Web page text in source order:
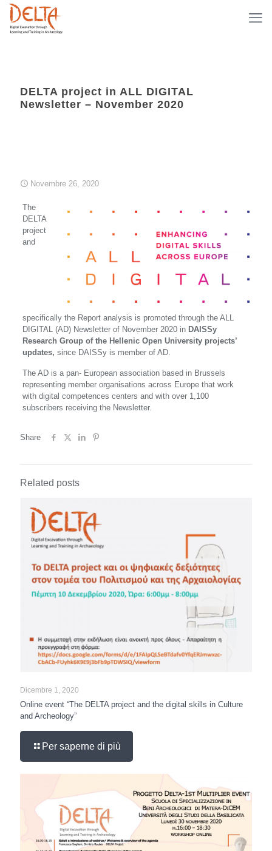
DELTA project in ALL DIGITAL
Newsletter – November 2020
Novembre 26, 2020
The
DELTA
project
and
specifically the Report analysis is promoted through the ALL
DIGITAL (AD) Newsletter of November 2020 in DAISSy
Research Group of the Hellenic Open University projects’
updates, since DAISSy is member of AD.
The AD is a pan- European association based in Brussels
representing member organisations across Europe that work
with digital competences centers and with over 1,100
subscribers receiving the Newsletter.
Share
Related posts
Dicembre 1, 2020
Online event “The DELTA project and the digital skills in Culture
and Archeology”
Per saperne di più